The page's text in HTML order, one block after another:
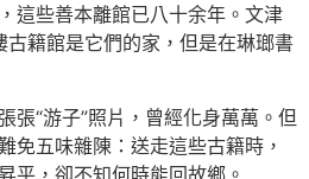
這些善本離館已八十余年。文津
籍館是它們的家，但是在琳瑯書
張“游子”照片，曾經化身萬萬。但
免五味雜陳：送走這些古籍時，
平，卻不知何時能回故鄉。